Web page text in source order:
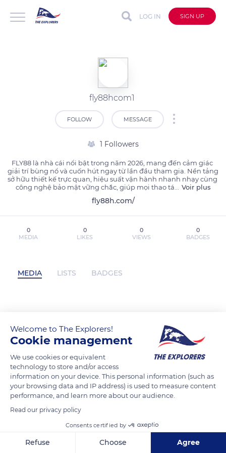
LOG IN SIGN UP
fly88hcom1
FOLLOW MESSAGE
1 Followers
FLY88 là nhà cái nổi bật trong năm 2026, mang đến cảm giác
giải trí bùng nổ và cuốn hút ngay từ lần đầu tham gia. Nền tảng
sở hữu thiết kế trực quan, hiệu suất vận hành nhanh nhạy cùng
công nghệ bảo mật vững chắc, giúp mọi thao tá
Voir plus
fly88h.com/
0
MEDIA
0
LIKES
0
VIEWS
0
BADGES
MEDIA LISTS BADGES
yet
Welcome to The Explorers!
Cookie management
We use cookies or equivalent
technology to store and/or access
information on your device. This personal information (such as
your browsing data and IP address) is used to measure content
performance, and learn more about our audience.
Read our privacy policy
Consents certified by
Refuse Choose Agree